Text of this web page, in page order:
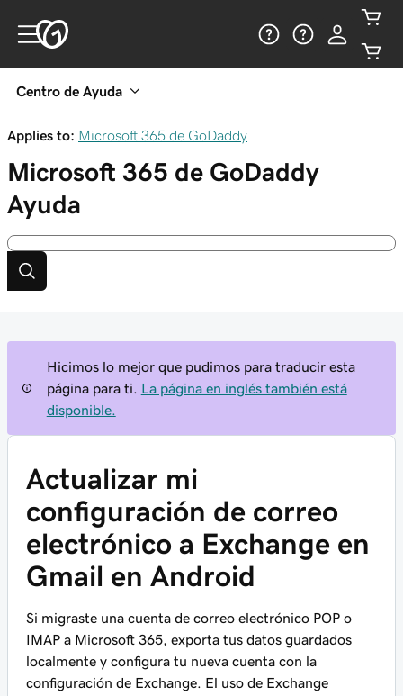
Centro de Ayuda
Applies to: Microsoft 365 de GoDaddy
Microsoft 365 de GoDaddy
Ayuda
Hicimos lo mejor que pudimos para traducir esta
página para ti.
La página en inglés también está
disponible.
Actualizar mi
configuración de correo
electrónico a Exchange en
Gmail en Android
Si migraste una cuenta de correo electrónico POP o
IMAP a Microsoft 365, exporta tus datos guardados
localmente y configura tu nueva cuenta con la
configuración de Exchange. El uso de Exchange